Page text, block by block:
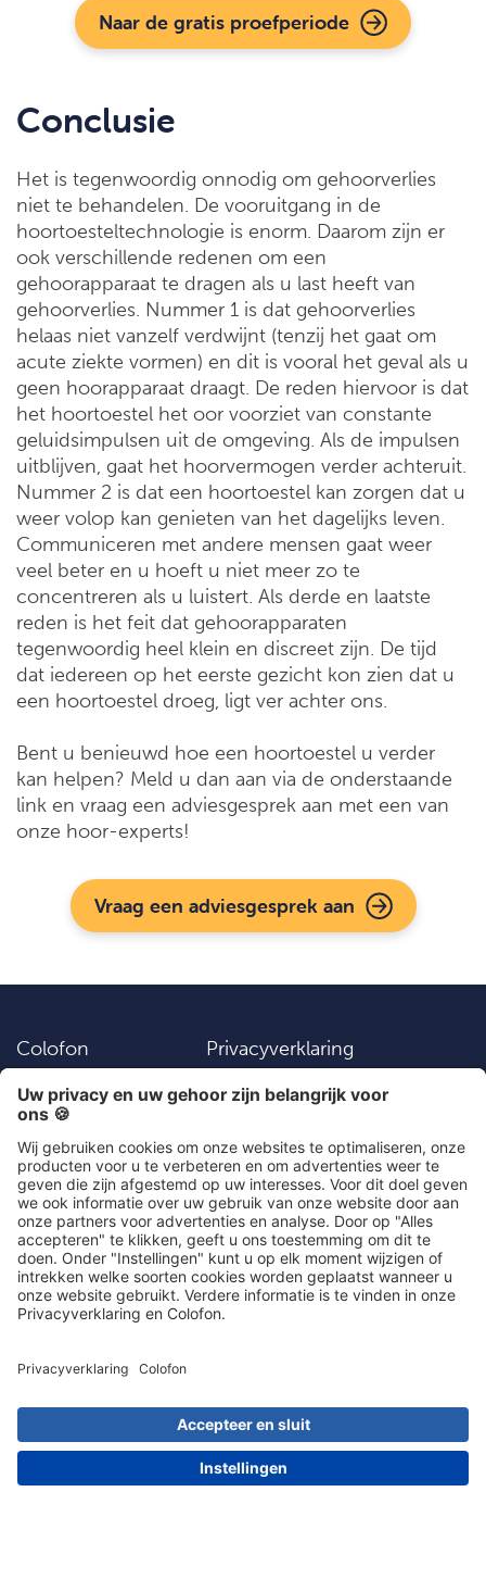
Naar de gratis proefperiode
Conclusie
Het is tegenwoordig onnodig om gehoorverlies
niet te behandelen. De vooruitgang in de
hoortoesteltechnologie is enorm. Daarom zijn er
ook verschillende redenen om een
gehoorapparaat te dragen als u last heeft van
gehoorverlies. Nummer 1 is dat gehoorverlies
helaas niet vanzelf verdwijnt (tenzij het gaat om
acute ziekte vormen) en dit is vooral het geval als u
geen hoorapparaat draagt. De reden hiervoor is dat
het hoortoestel het oor voorziet van constante
geluidsimpulsen uit de omgeving. Als de impulsen
uitblijven, gaat het hoorvermogen verder achteruit.
Nummer 2 is dat een hoortoestel kan zorgen dat u
weer volop kan genieten van het dagelijks leven.
Communiceren met andere mensen gaat weer
veel beter en u hoeft u niet meer zo te
concentreren als u luistert. Als derde en laatste
reden is het feit dat gehoorapparaten
tegenwoordig heel klein en discreet zijn. De tijd
dat iedereen op het eerste gezicht kon zien dat u
een hoortoestel droeg, ligt ver achter ons.
Bent u benieuwd hoe een hoortoestel u verder
kan helpen? Meld u dan aan via de onderstaande
link en vraag een adviesgesprek aan met een van
onze hoor-experts!
Vraag een adviesgesprek aan
Colofon
Privacyverklaring
Vacatures
Instellingen
Contact
voorwaarden
Social Media
030 203 01 41
Meest populaire artikelen